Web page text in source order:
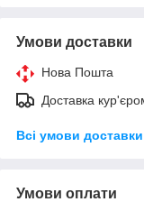
Умови доставки
Нова Пошта
Доставка
Всі умови доставки
Умови оплати